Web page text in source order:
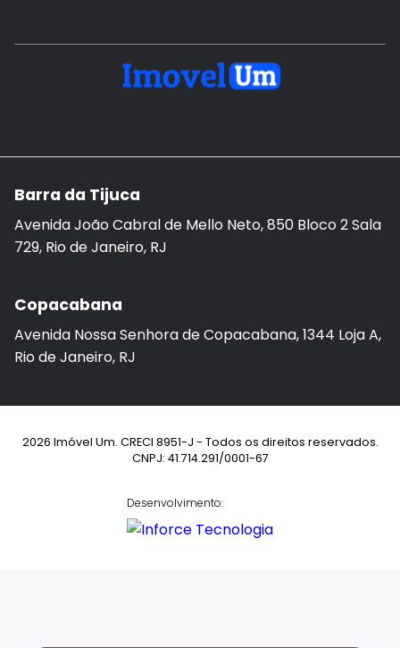
Barra da Tijuca
Avenida João Cabral de Mello Neto, 850 Bloco 2 Sala
729, Rio de Janeiro, RJ
Copacabana
Avenida Nossa Senhora de Copacabana, 1344 Loja A,
Rio de Janeiro, RJ
2026 Imóvel Um. CRECI 8951-J - Todos os direitos reservados.
CNPJ: 41.714.291/0001-67
Desenvolvimento: